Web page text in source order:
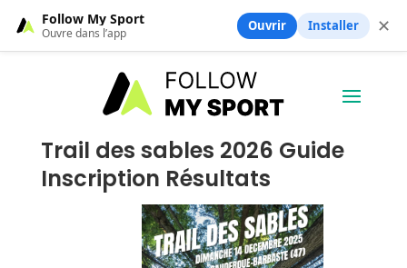
Trail des sables 2026 Guide
Inscription Résultats
Follow My Sport
Ouvre dans l’app Ouvrir Installer ✕